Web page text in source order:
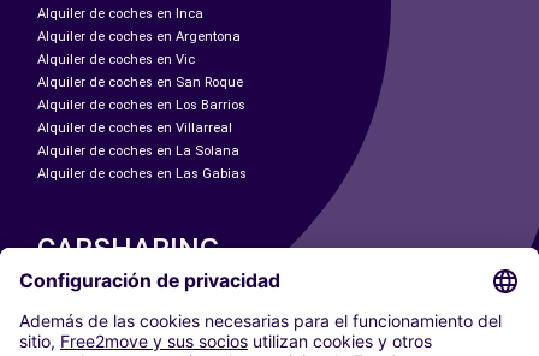
Alquiler de coches en Inca
Alquiler de coches en Argentona
Alquiler de coches en Vic
Alquiler de coches en San Roque
Alquiler de coches en Los Barrios
Alquiler de coches en Villarreal
Alquiler de coches en La Solana
Alquiler de coches en Las Gabias
CARSHARING
NUESTRAS CIUDADES
Paris
Madrid